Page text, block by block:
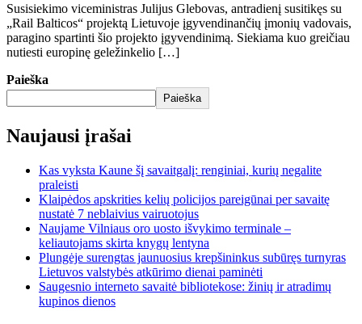
Susisiekimo viceministras Julijus Glebovas, antradienį susitikęs su
„Rail Balticos“ projektą Lietuvoje įgyvendinančių įmonių vadovais,
paragino spartinti šio projekto įgyvendinimą. Siekiama kuo greičiau
nutiesti europinę geležinkelio […]
Paieška
Paieška
Naujausi įrašai
Kas vyksta Kaune šį savaitgalį: renginiai, kurių negalite
praleisti
Klaipėdos apskrities kelių policijos pareigūnai per savaitę
nustatė 7 neblaivius vairuotojus
Naujame Vilniaus oro uosto išvykimo terminale –
keliautojams skirta knygų lentyna
Plungėje surengtas jaunuosius krepšininkus subūręs turnyras
Lietuvos valstybės atkūrimo dienai paminėti
Saugesnio interneto savaitė bibliotekose: žinių ir atradimų
kupinos dienos